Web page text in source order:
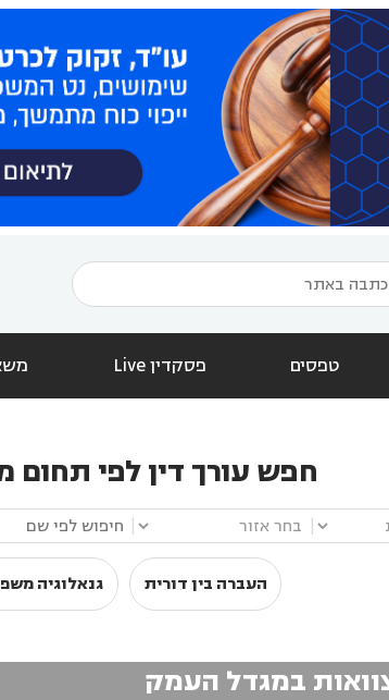
טפסים פסקדין Live
חפש עורך דין לפי תחום
העברה בין דורית גנאלוגיה
במגדל העמק